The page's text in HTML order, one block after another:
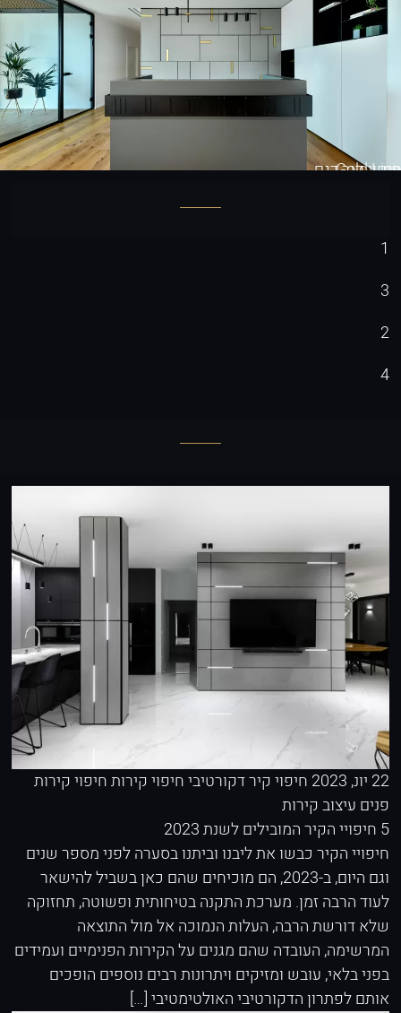
חיפוי קיר דגם
Gold Line
1
3
2
4
22 יונ, 2023 חיפוי קיר דקורטיביחיפוי קירותחיפוי קירות
פנים עיצוב קירות
5 חיפויי הקיר המובילים לשנת 2023
חיפויי הקיר כבשו את ליבנו וביתנו בסערה לפני מספר שנים
וגם היום, ב-2023, הם מוכיחים שהם כאן בשביל להישאר
לעוד הרבה זמן. מערכת התקנה בטיחותית ופשוטה, תחזוקה
שלא דורשת הרבה, העלות הנמוכה אל מול התוצאה
המרשימה, העובדה שהם מגנים על הקירות הפנימיים ועמידים
בפני בלאי, עובש ומזיקים ויתרונות רבים נוספים הופכים
אותם לפתרון הדקורטיבי האולטימטיבי […]